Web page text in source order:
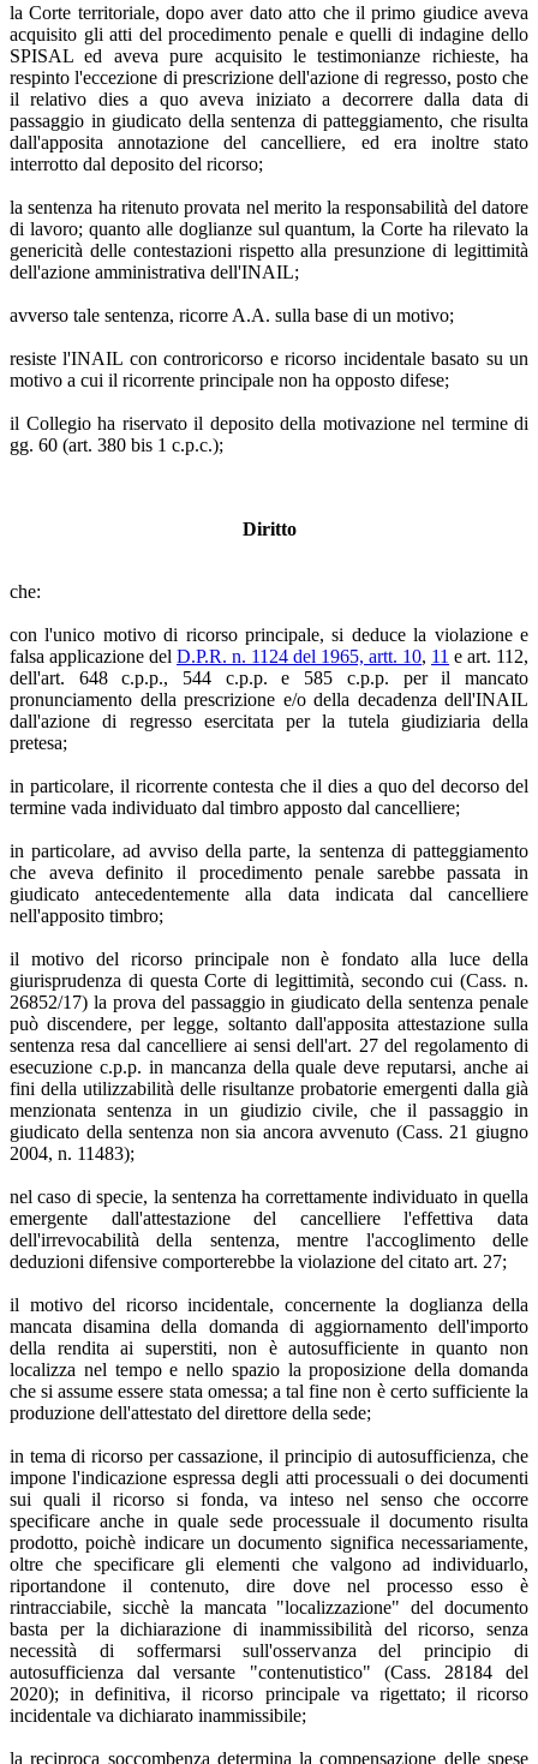
la Corte territoriale, dopo aver dato atto che il primo giudice aveva
acquisito gli atti del procedimento penale e quelli di indagine dello
SPISAL ed aveva pure acquisito le testimonianze richieste, ha
respinto l'eccezione di prescrizione dell'azione di regresso, posto che
il relativo dies a quo aveva iniziato a decorrere dalla data di
passaggio in giudicato della sentenza di patteggiamento, che risulta
dall'apposita annotazione del cancelliere, ed era inoltre stato
interrotto dal deposito del ricorso;
la sentenza ha ritenuto provata nel merito la responsabilità del datore
di lavoro; quanto alle doglianze sul quantum, la Corte ha rilevato la
genericità delle contestazioni rispetto alla presunzione di legittimità
dell'azione amministrativa dell'INAIL;
avverso tale sentenza, ricorre A.A. sulla base di un motivo;
resiste l'INAIL con controricorso e ricorso incidentale basato su un
motivo a cui il ricorrente principale non ha opposto difese;
il Collegio ha riservato il deposito della motivazione nel termine di
gg. 60 (art. 380 bis 1 c.p.c.);
Diritto
che:
con l'unico motivo di ricorso principale, si deduce la violazione e
falsa applicazione del D.P.R. n. 1124 del 1965, artt. 10, 11 e art. 112,
dell'art. 648 c.p.p., 544 c.p.p. e 585 c.p.p. per il mancato
pronunciamento della prescrizione e/o della decadenza dell'INAIL
dall'azione di regresso esercitata per la tutela giudiziaria della
pretesa;
in particolare, il ricorrente contesta che il dies a quo del decorso del
termine vada individuato dal timbro apposto dal cancelliere;
in particolare, ad avviso della parte, la sentenza di patteggiamento
che aveva definito il procedimento penale sarebbe passata in
giudicato antecedentemente alla data indicata dal cancelliere
nell'apposito timbro;
il motivo del ricorso principale non è fondato alla luce della
giurisprudenza di questa Corte di legittimità, secondo cui (Cass. n.
26852/17) la prova del passaggio in giudicato della sentenza penale
può discendere, per legge, soltanto dall'apposita attestazione sulla
sentenza resa dal cancelliere ai sensi dell'art. 27 del regolamento di
esecuzione c.p.p. in mancanza della quale deve reputarsi, anche ai
fini della utilizzabilità delle risultanze probatorie emergenti dalla già
menzionata sentenza in un giudizio civile, che il passaggio in
giudicato della sentenza non sia ancora avvenuto (Cass. 21 giugno
2004, n. 11483);
nel caso di specie, la sentenza ha correttamente individuato in quella
emergente dall'attestazione del cancelliere l'effettiva data
dell'irrevocabilità della sentenza, mentre l'accoglimento delle
deduzioni difensive comporterebbe la violazione del citato art. 27;
il motivo del ricorso incidentale, concernente la doglianza della
mancata disamina della domanda di aggiornamento dell'importo
della rendita ai superstiti, non è autosufficiente in quanto non
localizza nel tempo e nello spazio la proposizione della domanda
che si assume essere stata omessa; a tal fine non è certo sufficiente la
produzione dell'attestato del direttore della sede;
in tema di ricorso per cassazione, il principio di autosufficienza, che
impone l'indicazione espressa degli atti processuali o dei documenti
sui quali il ricorso si fonda, va inteso nel senso che occorre
specificare anche in quale sede processuale il documento risulta
prodotto, poichè indicare un documento significa necessariamente,
oltre che specificare gli elementi che valgono ad individuarlo,
riportandone il contenuto, dire dove nel processo esso è
rintracciabile, sicchè la mancata "localizzazione" del documento
basta per la dichiarazione di inammissibilità del ricorso, senza
necessità di soffermarsi sull'osservanza del principio di
autosufficienza dal versante "contenutistico" (Cass. 28184 del
2020); in definitiva, il ricorso principale va rigettato; il ricorso
incidentale va dichiarato inammissibile;
la reciproca soccombenza determina la compensazione delle spese